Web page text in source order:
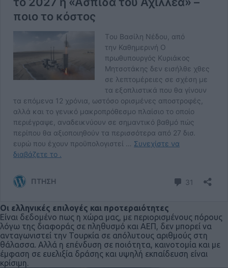
Οι ελληνικές επιλογές και προτεραιότητες
Είναι δεδομένο πως η χώρα μας, με περιορισμένους πόρους
λόγω της διαφοράς σε πληθυσμό και ΑΕΠ, δεν μπορεί να
ανταγωνιστεί την Τουρκία σε απόλυτους αριθμούς στη
θάλασσα. Αλλά η επένδυση σε ποιότητα, καινοτομία και με
έμφαση σε ευελιξία δράσης και υψηλή εκπαίδευση είναι
κρίσιμη.